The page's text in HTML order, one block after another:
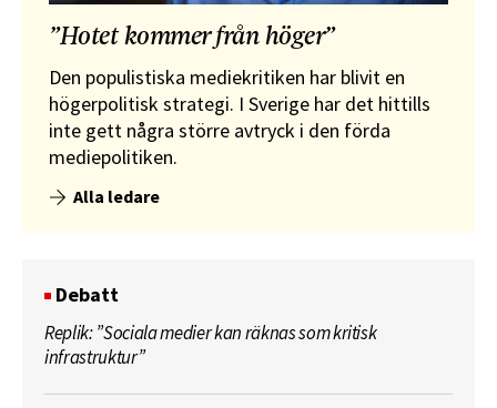
”Hotet kommer från höger”
Den populistiska mediekritiken har blivit en
högerpolitisk strategi. I Sverige har det hittills
inte gett några större avtryck i den förda
mediepolitiken.
Alla ledare
Debatt
Replik: ”Sociala medier kan räknas som kritisk
infrastruktur”